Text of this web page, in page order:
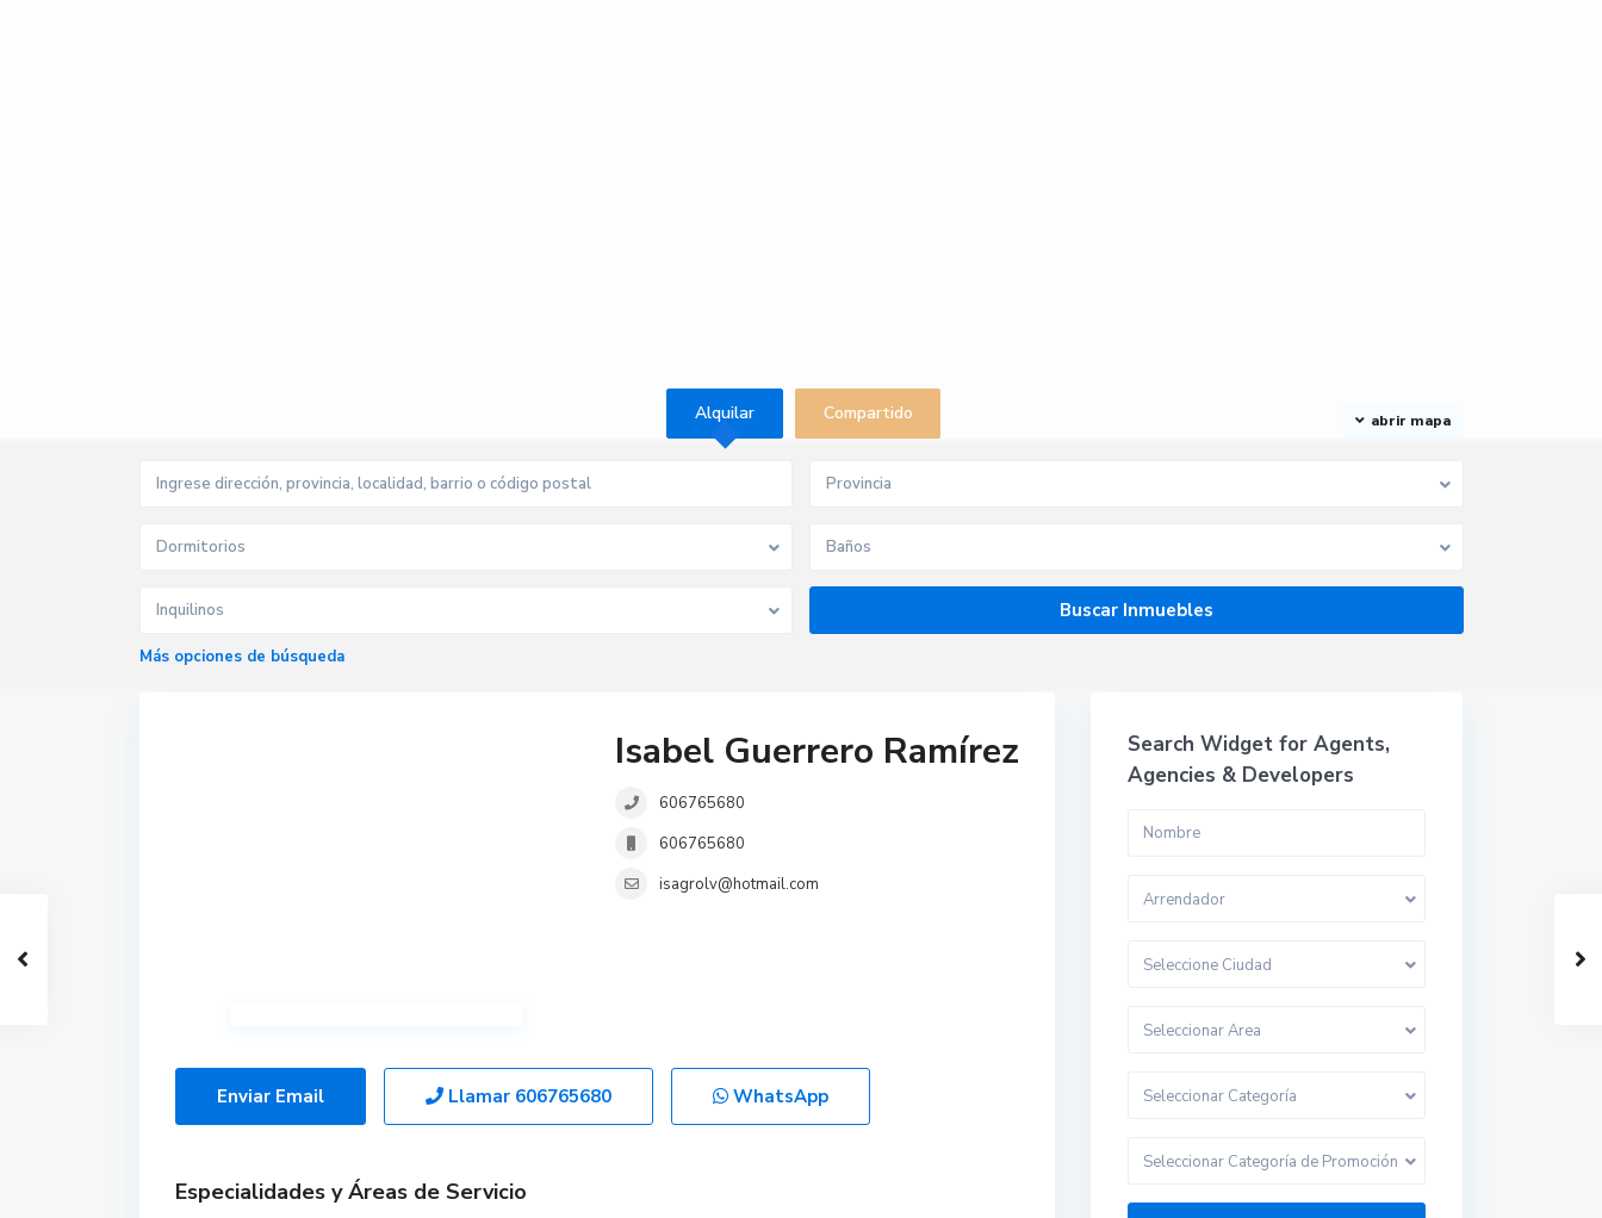
abrir mapa
Alquilar Compartido
Provincia
Dormitorios Baños
Inquilinos
Más opciones de búsqueda
Isabel Guerrero Ramírez
606765680
606765680
isagrolv@hotmail.com
Enviar Email Llamar 606765680 WhatsApp
Especialidades y Áreas de Servicio
Search Widget for Agents,
Agencies & Developers
Arrendador
Seleccione Ciudad
Seleccionar Area
Seleccionar Categoría
Seleccionar Categoría de Promoción